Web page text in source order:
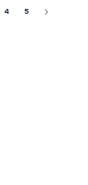
4 5